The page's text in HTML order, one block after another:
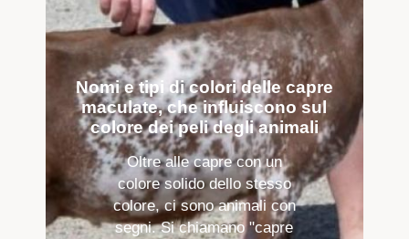
Nomi e tipi di colori delle capre
maculate, che influiscono sul
colore dei peli degli animali
Oltre alle capre con un
colore solido dello stesso
colore, ci sono animali con
segni. Si chiamano "capre